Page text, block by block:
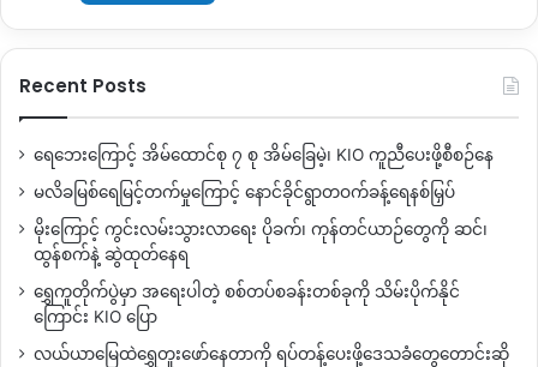
Recent Posts
ရေဘေးကြောင့် အိမ်ထောင်စု ၇ စု အိမ်ခြေမဲ့၊ KIO ကူညီပေးဖို့စီစဉ်နေ
မလိခမြစ်ရေမြင့်တက်မှုကြောင့် နောင်ခိုင်ရွာတဝက်ခန့်ရေနစ်မြှပ်
မိုးကြောင့် ကွင်းလမ်းသွားလာရေး ပိုခက်၊ ကုန်တင်ယာဉ်တွေကို ဆင်၊
ထွန်စက်နဲ့ ဆွဲထုတ်နေရ
ရွှေကူတိုက်ပွဲမှာ အရေးပါတဲ့ စစ်တပ်စခန်းတစ်ခုကို သိမ်းပိုက်နိုင်
ကြောင်း KIO ပြော
လယ်ယာမြေထဲရွှေတူးဖော်နေတာကို ရပ်တန့်ပေးဖို့ဒေသခံတွေတောင်းဆို